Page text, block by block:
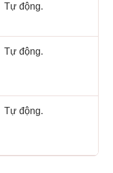
Tự động.
Tự động.
Tự động.